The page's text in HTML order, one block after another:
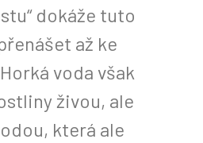
dokáže tuto
až ke
voda však
živou, ale
která ale